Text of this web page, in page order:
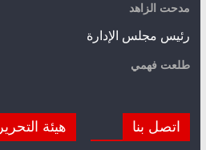
مدحت الزاهد
رئيس مجلس الإدارة
طلعت فهمي
اتصل بنا هيئة التحرير